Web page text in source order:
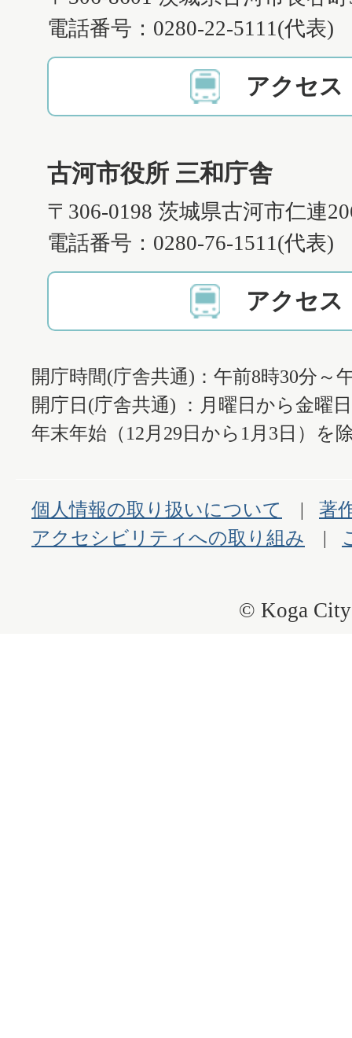
電話番号：0280-22-5111(代表)
アクセス
古河市役所 三和庁舎
〒306-0198 茨城県古河市仁連
電話番号：0280-76-1511(代表)
アクセス
開庁時間(庁舎共通)：午前8時30分～
開庁日(庁舎共通) ：月曜日から金曜
年末年始（12月29日から1月3日）を
個人情報の取り扱いについて
著
アクセシビリティへの取り組み
© Koga City